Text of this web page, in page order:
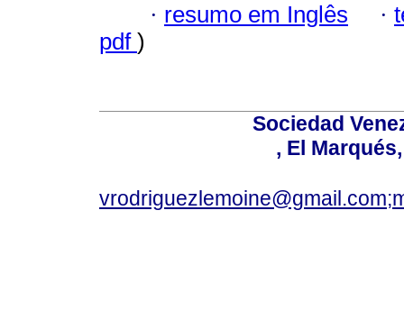
· resumo em Inglês ·
pdf )
Sociedad
, El